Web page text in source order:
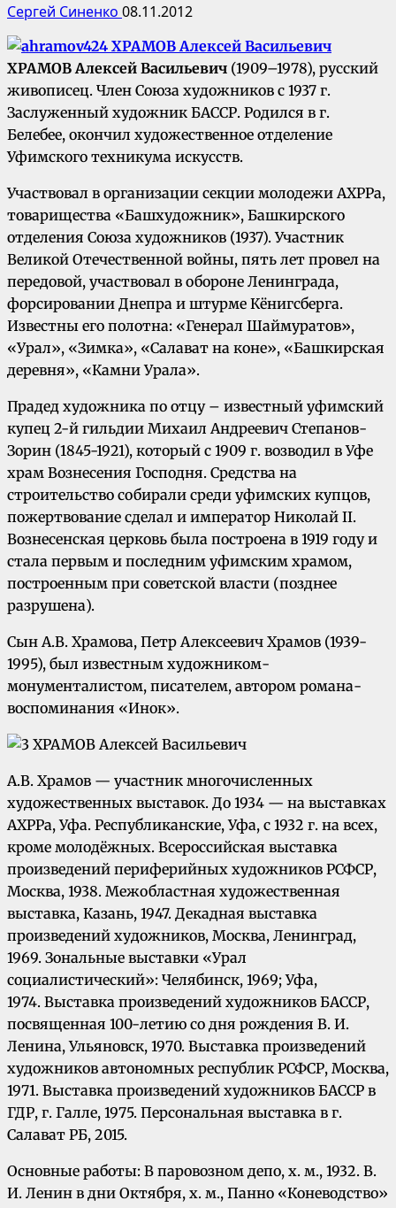
Сергей Синенко 08.11.2012
ХРАМОВ Алексей Васильевич (1909–1978), русский
живописец. Член Союза художников с 1937 г.
Заслуженный художник БАССР. Родился в г.
Белебее, окончил художественное отделение
Уфимского техникума искусств.
Участвовал в организации секции молодежи АХРРа,
товарищества «Башхудожник», Башкирского
отделения Союза художников (1937). Участник
Великой Отечественной войны, пять лет провел на
передовой, участвовал в обороне Ленинграда,
форсировании Днепра и штурме Кёнигсберга.
Известны его полотна: «Генерал Шаймуратов»,
«Урал», «Зимка», «Салават на коне», «Башкирская
деревня», «Камни Урала».
Прадед художника по отцу – известный уфимский
купец 2-й гильдии Михаил Андреевич Степанов-
Зорин (1845-1921), который с 1909 г. возводил в Уфе
храм Вознесения Господня. Средства на
строительство собирали среди уфимских купцов,
пожертвование сделал и император Николай II.
Вознесенская церковь была построена в 1919 году и
стала первым и последним уфимским храмом,
построенным при советской власти (позднее
разрушена).
Сын А.В. Храмова, Петр Алексеевич Храмов (1939-
1995), был известным художником-
монументалистом, писателем, автором романа-
воспоминания «Инок».
А.В. Храмов — участник многочисленных
художественных выставок. До 1934 — на выставках
АХРРа, Уфа. Республиканские, Уфа, с 1932 г. на всех,
кроме молодёжных. Всероссийская выставка
произведений периферийных художников РСФСР,
Москва, 1938. Межобластная художественная
выставка, Казань, 1947. Декадная выставка
произведений художников, Москва, Ленинград,
1969. Зональные выставки «Урал
социалистический»: Челябинск, 1969; Уфа,
1974. Выставка произведений художников БАССР,
посвященная 100-летию со дня рождения В. И.
Ленина, Ульяновск, 1970. Выставка произведений
художников автономных республик РСФСР, Москва,
1971. Выставка произведений художников БАССР в
ГДР, г. Галле, 1975. Персональная выставка в г.
Салават РБ, 2015.
Основные работы: В паровозном депо, х. м., 1932. В.
И. Ленин в дни Октября, х. м., Панно «Коневодство»